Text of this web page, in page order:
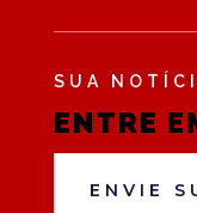
SUA
ENTRE
ENVIE